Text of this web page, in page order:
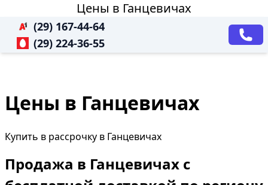
Цены в Ганцевичах
(29) 167-44-64
(29) 224-36-55
Цены в Ганцевичах
Купить в рассрочку в Ганцевичах
Продажа в Ганцевичах с